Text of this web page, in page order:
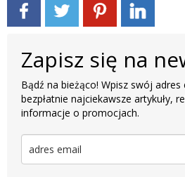
Zapisz się na
Bądź na bieżąco! Wpisz swój
bezpłatnie najciekawsze artykuły,
informacje o promocjach.